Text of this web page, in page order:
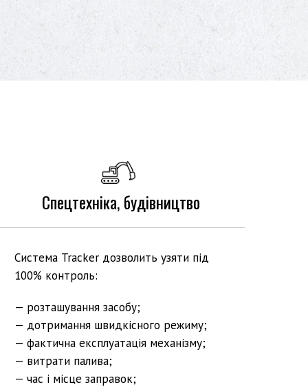
Спецтехніка, будівництво
Система Tracker дозволить узяти під
100% контроль:
— розташування засобу;
— дотримання швидкісного режиму;
— фактична експлуатація механізму;
— витрати палива;
— час і місце заправок;